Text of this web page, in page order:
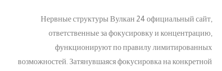
Нервные структуры Вулкан 24 официальный сайт,
ответственные за фокусировку и концентрацию,
функционируют по правилу лимитированных
возможностей. Затянувшаяся фокусировка на конкретной